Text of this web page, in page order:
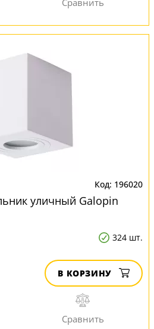
196020
уличный Galopin
324 шт.
В КОРЗИНУ